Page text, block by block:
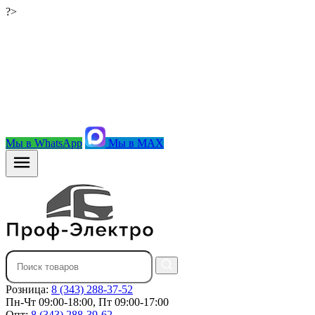
?>
Мы в WhatsApp Мы в MAX
Розница: 8 (343) 288-37-52
Пн-Чт 09:00-18:00, Пт 09:00-17:00